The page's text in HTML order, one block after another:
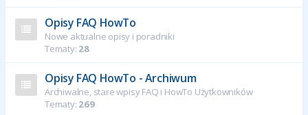
Opisy FAQ HowTo
Nowe aktualne opisy i poradniki
Tematy: 28
Opisy FAQ HowTo - Archiwum
Archiwalne, stare wpisy FAQ i HowTo Użytkowników
Tematy: 269